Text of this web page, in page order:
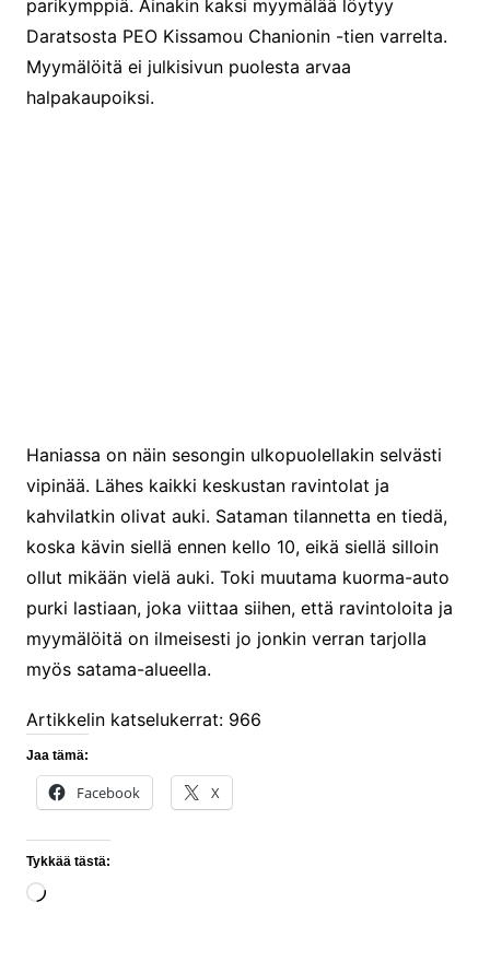
parikymppiä. Ainakin kaksi myymälää löytyy
Daratsosta PEO Kissamou Chanionin -tien varrelta.
Myymälöitä ei julkisivun puolesta arvaa
halpakaupoiksi.
Haniassa on näin sesongin ulkopuolellakin selvästi
vipinää. Lähes kaikki keskustan ravintolat ja
kahvilatkin olivat auki. Sataman tilannetta en tiedä,
koska kävin siellä ennen kello 10, eikä siellä silloin
ollut mikään vielä auki. Toki muutama kuorma-auto
purki lastiaan, joka viittaa siihen, että ravintoloita ja
myymälöitä on ilmeisesti jo jonkin verran tarjolla
myös satama-alueella.
Artikkelin katselukerrat: 966
Jaa tämä:
Facebook X
Tykkää tästä:
Loading…